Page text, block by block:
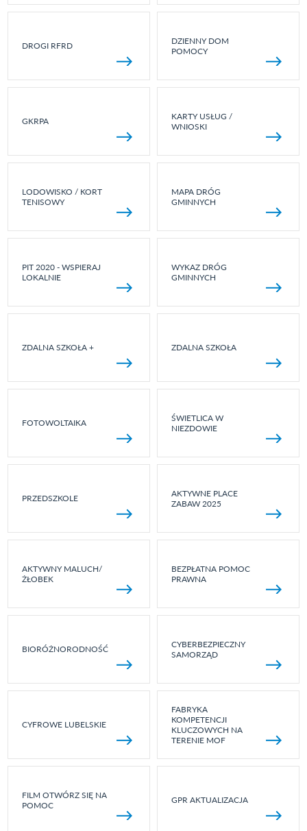
DROGI RFRD
DZIENNY DOM
POMOCY
GKRPA
KARTY USŁUG /
WNIOSKI
LODOWISKO / KORT
TENISOWY
MAPA DRÓG
GMINNYCH
PIT 2020 - WSPIERAJ
LOKALNIE
WYKAZ DRÓG
GMINNYCH
ZDALNA SZKOŁA + ZDALNA SZKOŁA
FOTOWOLTAIKA
ŚWIETLICA W
NIEZDOWIE
PRZEDSZKOLE
AKTYWNE PLACE
ZABAW 2025
AKTYWNY MALUCH/
ŻŁOBEK
BEZPŁATNA POMOC
PRAWNA
BIORÓŻNORODNOŚĆ
CYBERBEZPIECZNY
SAMORZĄD
CYFROWE LUBELSKIE
FABRYKA
KOMPETENCJI
KLUCZOWYCH NA
TERENIE MOF
FILM OTWÓRZ SIĘ NA
POMOC
GPR AKTUALIZACJA